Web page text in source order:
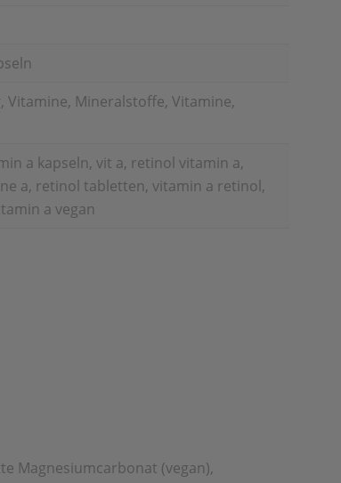
Mineralstoffe, Vitamine,
a kapseln, vit a, retinol vitamin a,
a, retinol tabletten, vitamin a retinol,
a vegan
Magnesiumcarbonat (vegan),